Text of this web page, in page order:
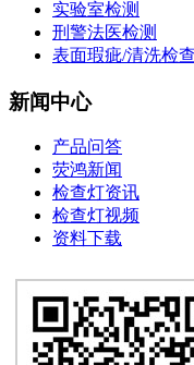
实验室检测
刑警法医检测
表面瑕疵/清洗检查
新闻中心
产品问答
荧鸿新闻
检查灯资讯
检查灯视频
资料下载